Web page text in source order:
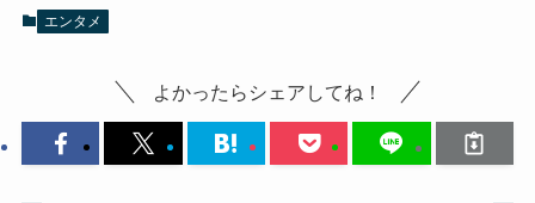
エンタメ
よかったらシェアしてね！